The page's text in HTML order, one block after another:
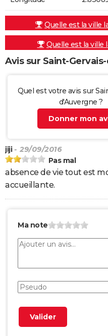
Quelle est la ville
Quelle est la ville
Avis sur Saint-
Quel est votre avis sur
d'Auvergne ?
Donner mon
jiji - 29/09/2016
Pas mal
absence de vie tout est
accueillante.
Ma note